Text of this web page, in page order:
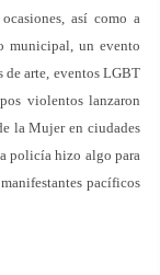
así como a
municipal, un evento
arte, eventos LGBT
violentos lanzaron
la Mujer en ciudades
policía hizo algo para
pacíficos